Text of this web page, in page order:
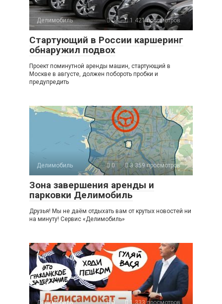
Делимобиль 0 1 421 просмотров
Стартующий в России каршеринг
обнаружил подвох
Проект поминутной аренды машин, стартующий в
Москве в августе, должен побороть пробки и
предупредить
Делимобиль 0 3 359 просмотров
Зона завершения аренды и
парковки Делимобиль
Друзья! Мы не даём отдыхать вам от крутых новостей ни
на минуту! Сервис «Делимобиль»